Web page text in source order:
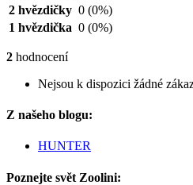
2 hvězdičky 0 (0%)
1 hvězdička 0 (0%)
2 hodnocení
Nejsou k dispozici žádné
Z našeho blogu:
HUNTER
Poznejte svět Zoolini: